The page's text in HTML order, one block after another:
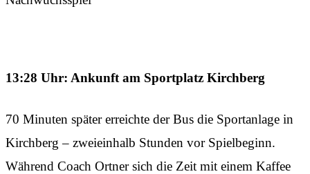
13:28 Uhr: Ankunft am Sportplatz Kirchberg
70 Minuten später erreichte der Bus die Sportanlage in
Kirchberg – zweieinhalb Stunden vor Spielbeginn.
Während Coach Ortner sich die Zeit mit einem Kaffee